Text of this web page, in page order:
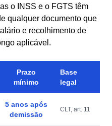
o INSS e o FGTS têm
qualquer documento que
e recolhimento de
aplicável.
Prazo
mínimo
Base
legal
5 anos após
demissão
CLT, art. 11